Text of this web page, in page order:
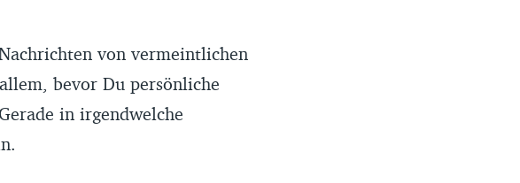
von vermeintlichen
bevor Du persönliche
in irgendwelche